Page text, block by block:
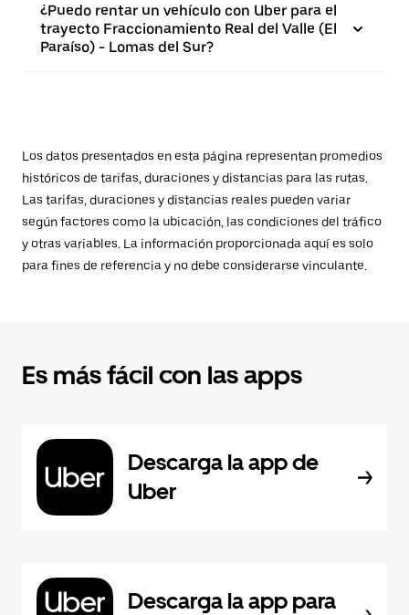
¿Puedo rentar un vehículo con Uber para el
trayecto Fraccionamiento Real del Valle (El
Paraíso) - Lomas del Sur?
Los datos presentados en esta página representan promedios
históricos de tarifas, duraciones y distancias para las rutas.
Las tarifas, duraciones y distancias reales pueden variar
según factores como la ubicación, las condiciones del tráfico
y otras variables. La información proporcionada aquí es solo
para fines de referencia y no debe considerarse vinculante.
Es más fácil con las apps
Descarga la app de
Uber
Descarga la app para